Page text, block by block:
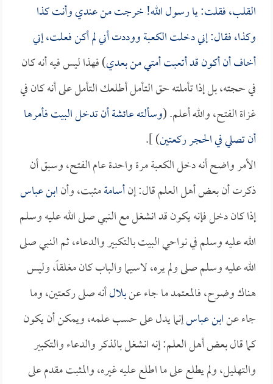
القلب، فقلت: يا رسول الله! خرجت من عندي وأنت كذا
وكذا، فقال: إني دخلت الكعبة ووددت أني لم أكن فعلت، إني
أخاف أن أكون قد أتعبت أمتي من بعدي) فهذا ليس فيه أنه كان
في حجته، بل إذا تأملته حق التأمل أطلعك التأمل على أنه كان في
غزاة الفتح، والله أعلم. (وسألتهعائشةأن تدخل البيت فأمرها
أن تصلي في الحجر ركعتين) ].
الأمر واضح أنه دخل الكعبة مرة واحدة عام الفتح، وسبق أن
ذكرت أن بعض أهل العلم قال: إنأسامةمثبت، وأنابن عباس
إذا كان دخل فإنه يكون قد انشغل مع النبي صلى الله عليه وسلم
الله عليه وسلم في نواحي البيت بالتكبير والدعاء، ثم النبي صلى
الله عليه وسلم صلى ولم يره، لاسيما والباب كان مغلقاً، وليس
هناك وضوح، فالمعتمد ما جاء عنبلالأنه صلى ركعتين، وما
جاء عنابن عباسإنما يدل على حسب علمه، ويمكن أن يكون
كما قال بعض أهل العلم: إنه انشغل بالذكر والدعاء والتكبير
والتهليل، ولم يطلع على ما اطلع عليه غيره، والمثبت مقدم على